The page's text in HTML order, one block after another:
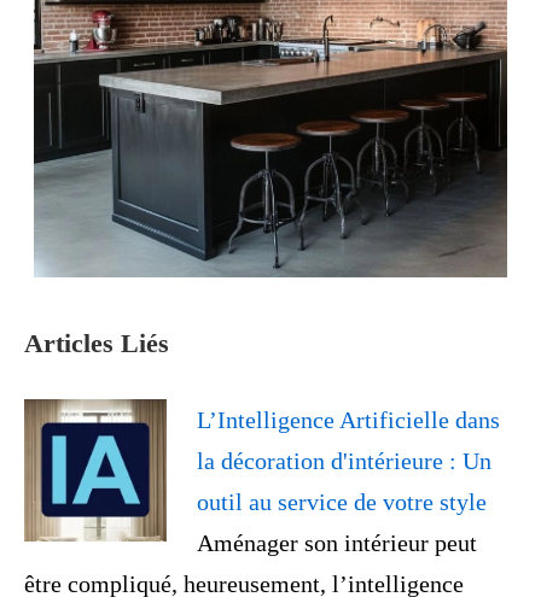
Articles Liés
L’Intelligence Artificielle dans
la décoration d'intérieure : Un
outil au service de votre style
Aménager son intérieur peut
être compliqué, heureusement, l’intelligence